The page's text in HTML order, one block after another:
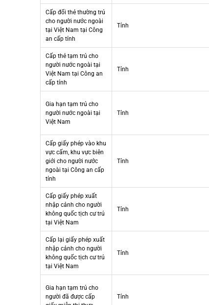
Cấp đổi thẻ thường trú
cho người nước ngoài
tại Việt Nam tại Công
an cấp tỉnh
Tỉnh
Cấp thẻ tạm trú cho
người nước ngoài tại
Việt Nam tại Công an
cấp tỉnh
Tỉnh
Gia hạn tạm trú cho
người nước ngoài tại
Việt Nam
Tỉnh
Cấp giấy phép vào khu
vực cấm, khu vực biên
giới cho người nước
ngoài tại Công an cấp
tỉnh
Tỉnh
Cấp giấy phép xuất
nhập cảnh cho người
không quốc tịch cư trú
tại Việt Nam
Tỉnh
Cấp lại giấy phép xuất
nhập cảnh cho người
không quốc tịch cư trú
tại Việt Nam
Tỉnh
Gia hạn tạm trú cho
người đã được cấp
Tỉnh